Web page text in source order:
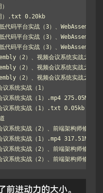
）.txt 0.20kb
代码平台实战（3）、WebAssembly
码平台实战（3）、WebAssembly
代码平台实战（3）、
（2）、视频会议系统实战之
（2）、视频会议系统实战之
（2）、视频会议系统实战之
系统实战（1）
系统实战（1）.mp4 275.05M
议系统实战（1）.txt 0.05kb
系统实战（2）、前端架构师修炼之
系统实战（1）.mp4 317.51M
系统实战（2）、前端架构师修炼
系统实战（2）、前端架构师修
前进动力的大小。